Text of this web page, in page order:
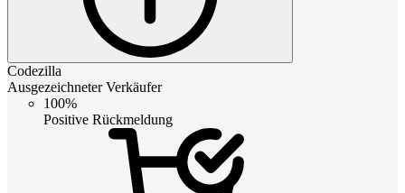
Codezilla
Ausgezeichneter Verkäufer
100%
Positive Rückmeldung